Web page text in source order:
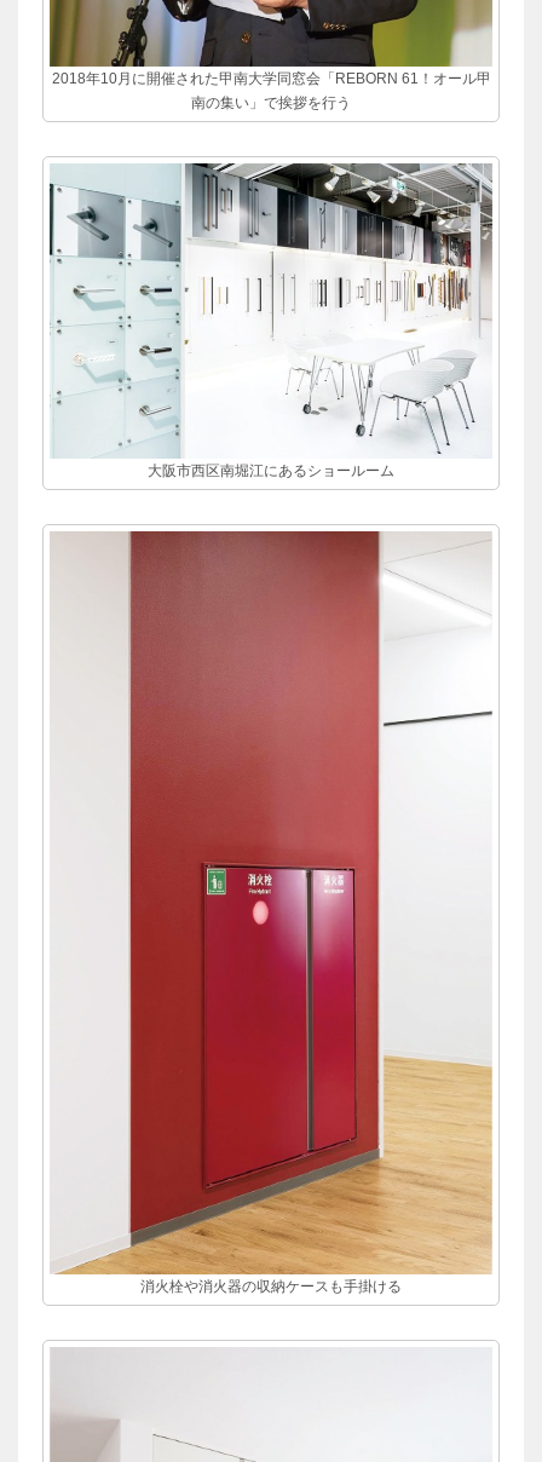
2018年10月に開催された甲南大学同窓会「REBORN 61！オール甲
南の集い」で挨拶を行う
大阪市西区南堀江にあるショールーム
消火栓や消火器の収納ケースも手掛ける